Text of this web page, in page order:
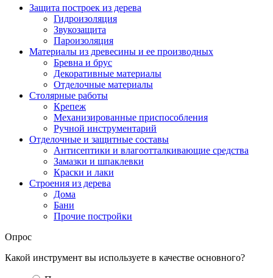
Защита построек из дерева
Гидроизоляция
Звукозащита
Пароизоляция
Материалы из древесины и ее производных
Бревна и брус
Декоративные материалы
Отделочные материалы
Столярные работы
Крепеж
Механизированные приспособления
Ручной инструментарий
Отделочные и защитные составы
Антисептики и влагоотталкивающие средства
Замазки и шпаклевки
Краски и лаки
Строения из дерева
Дома
Бани
Прочие постройки
Опрос
Какой инструмент вы используете в качестве основного?